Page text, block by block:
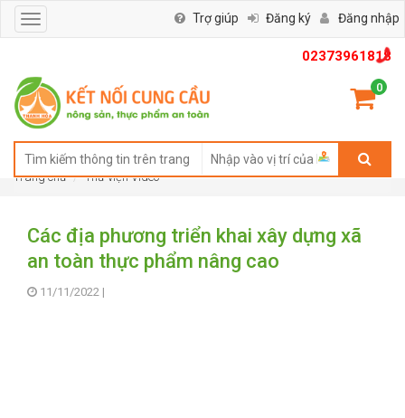
02373961818
0
Toggle
navigation
Trợ giúp Đăng ký Đăng nhập
Trang chủ Thư viện Video
Các địa phương triển khai xây dựng xã
an toàn thực phẩm nâng cao
11/11/2022 |